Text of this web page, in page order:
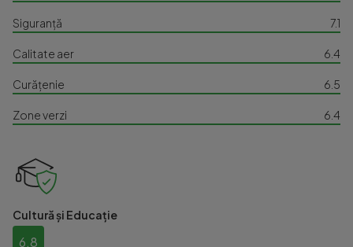
Siguranță 7.1
Calitate aer 6.4
Curățenie 6.5
Zone verzi 6.4
Cultură și Educație
6.8